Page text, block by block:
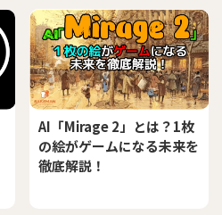
AI「Mirage 2」とは？1枚
の絵がゲームになる未来を
徹底解説！